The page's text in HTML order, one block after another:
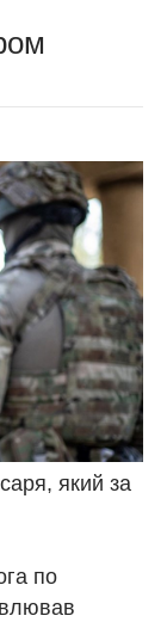
який за
по